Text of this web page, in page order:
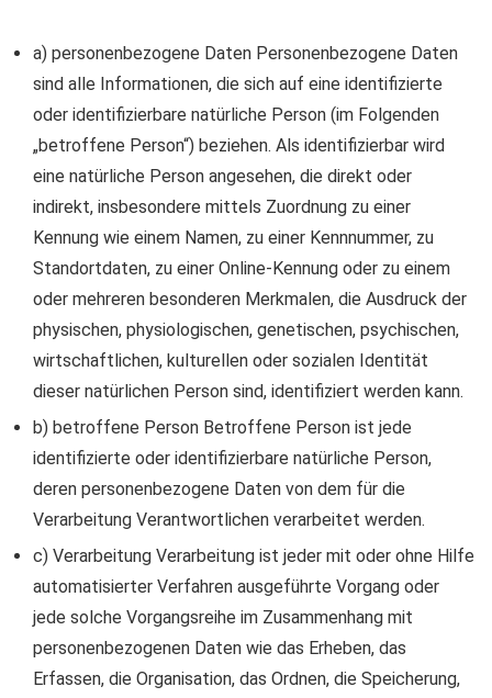
a) personenbezogene Daten Personenbezogene Daten
sind alle Informationen, die sich auf eine identifizierte
oder identifizierbare natürliche Person (im Folgenden
„betroffene Person“) beziehen. Als identifizierbar wird
eine natürliche Person angesehen, die direkt oder
indirekt, insbesondere mittels Zuordnung zu einer
Kennung wie einem Namen, zu einer Kennnummer, zu
Standortdaten, zu einer Online-Kennung oder zu einem
oder mehreren besonderen Merkmalen, die Ausdruck der
physischen, physiologischen, genetischen, psychischen,
wirtschaftlichen, kulturellen oder sozialen Identität
dieser natürlichen Person sind, identifiziert werden kann.
b) betroffene Person Betroffene Person ist jede
identifizierte oder identifizierbare natürliche Person,
deren personenbezogene Daten von dem für die
Verarbeitung Verantwortlichen verarbeitet werden.
c) Verarbeitung Verarbeitung ist jeder mit oder ohne Hilfe
automatisierter Verfahren ausgeführte Vorgang oder
jede solche Vorgangsreihe im Zusammenhang mit
personenbezogenen Daten wie das Erheben, das
Erfassen, die Organisation, das Ordnen, die Speicherung,